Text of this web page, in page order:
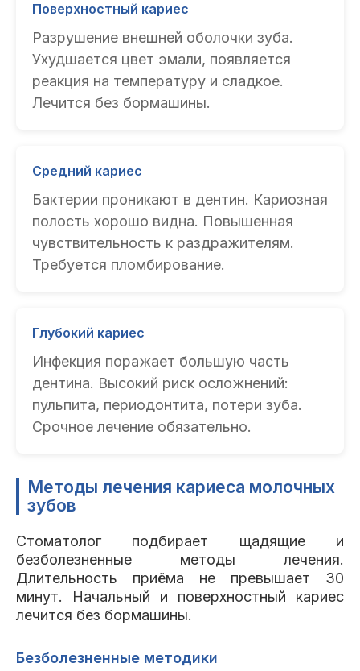
Поверхностный кариес
Разрушение внешней оболочки зуба.
Ухудшается цвет эмали, появляется
реакция на температуру и сладкое.
Лечится без бормашины.
Средний кариес
Бактерии проникают в дентин. Кариозная
полость хорошо видна. Повышенная
чувствительность к раздражителям.
Требуется пломбирование.
Глубокий кариес
Инфекция поражает большую часть
дентина. Высокий риск осложнений:
пульпита, периодонтита, потери зуба.
Срочное лечение обязательно.
Методы лечения кариеса молочных
зубов
Стоматолог подбирает щадящие и
безболезненные методы лечения.
Длительность приёма не превышает 30
минут. Начальный и поверхностный кариес
лечится без бормашины.
Безболезненные методики